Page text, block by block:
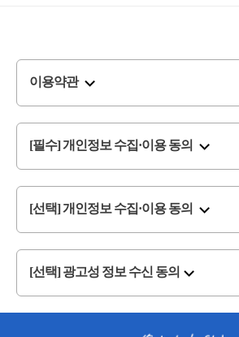
이용약관
[필수] 개인정보 수집·이용 동의
[선택] 개인정보 수집·이용 동의
[선택] 광고성 정보 수신 동의